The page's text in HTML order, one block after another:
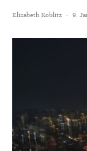
Elisabeth Koblitz · 9.